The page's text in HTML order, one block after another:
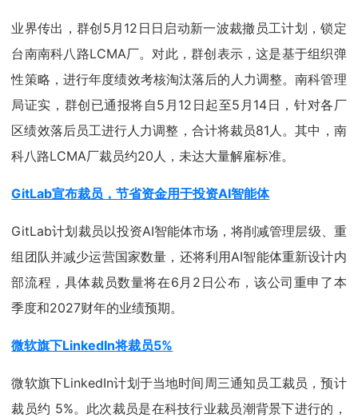
业界传出，群创5月12日日启动新一波裁撤员工计划，锁定
台南南科八路LCMA厂。对此，群创表示，这是基于组织弹
性策略，进行年度绩效考核淘汰落后的人力调整。南科管理
局证实，群创已通报将自5月12日起至5月14日，针对各厂
区绩效落后员工进行人力调整，合计将裁员81人。其中，南
科八路LCMA厂裁员约20人，未达大量解雇标准。
GitLab宣布裁员，节省资金用于投资AI智能体
GitLab计划裁员以投资AI智能体市场，将削减管理层级、重
组团队并减少运营国家数量，还将利用AI智能体重新设计内
部流程，具体裁员数量将在6月2日公布，该公司重申了本
季度和2027财年的业绩预期。
微软旗下LinkedIn将裁员5%
微软旗下LinkedIn计划于当地时间周三通知员工裁员，预计
裁员约 5%。此次裁员是在科技行业裁员潮背景下进行的，